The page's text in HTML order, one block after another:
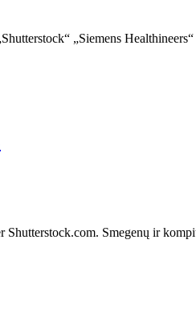
„Siemens
Smegenų ir